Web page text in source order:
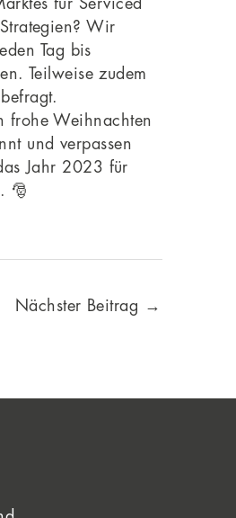
für Serviced
Wir
Tag bis
Teilweise zudem
frohe Weihnachten
und verpassen
Jahr 2023 für
🎅
Nächster Beitrag →